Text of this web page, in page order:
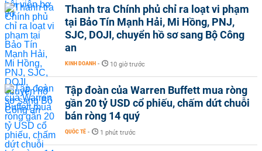
Thanh tra Chính phủ chỉ ra loạt vi phạm
tại Bảo Tín Mạnh Hải, Mi Hồng, PNJ,
SJC, DOJI, chuyển hồ sơ sang Bộ Công
an
KINH DOANH - 10 giờ trước
Tập đoàn của Warren Buffett mua ròng
gần 20 tỷ USD cổ phiếu, chấm dứt chuỗi
bán ròng 14 quý
QUỐC TẾ - 1 phút trước